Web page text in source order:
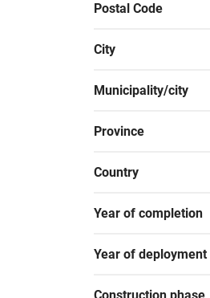
Postal Code
City
Municipality/city
Province
Country
Year of completion
Year of deployment